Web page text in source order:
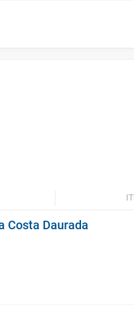
Costa Daurada